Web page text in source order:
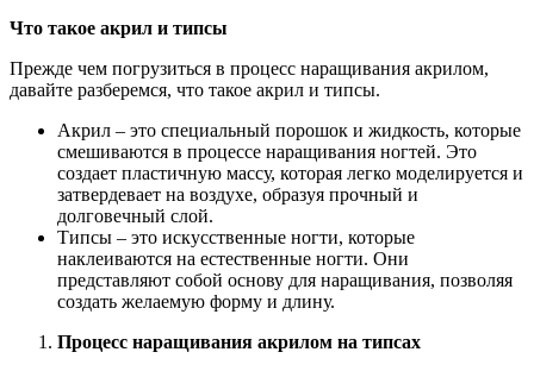
Что такое акрил и типсы
Прежде чем погрузиться в процесс наращивания акрилом,
давайте разберемся, что такое акрил и типсы.
Акрил – это специальный порошок и жидкость, которые
смешиваются в процессе наращивания ногтей. Это
создает пластичную массу, которая легко моделируется и
затвердевает на воздухе, образуя прочный и
долговечный слой.
Типсы – это искусственные ногти, которые
наклеиваются на естественные ногти. Они
представляют собой основу для наращивания, позволяя
создать желаемую форму и длину.
Процесс наращивания акрилом на типсах